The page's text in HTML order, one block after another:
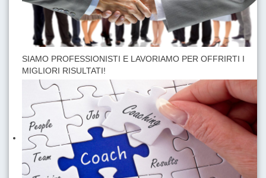
SIAMO PROFESSIONISTI E LAVORIAMO PER OFFRIRTI I
MIGLIORI RISULTATI!